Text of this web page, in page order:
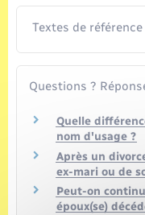
Textes de référence
Questions ?
Quelle
nom d'usage ?
Après un
ex-mari ou de
Peut-on
époux(se)